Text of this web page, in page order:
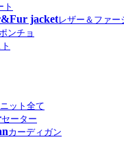
ト
jacketレザー＆ファー
ンチョ
ニット全て
セーター
カーディガン